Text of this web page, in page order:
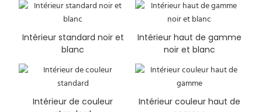
Intérieur standard noir et
blanc
Intérieur haut de gamme
noir et blanc
Intérieur de couleur
Intérieur couleur haut de